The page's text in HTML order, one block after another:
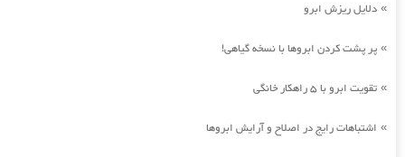
» دلایل ریزش ابرو
» پر پشت کردن ابروها با نسخه گیاهی!
» تقویت ابرو با 5 راهکار خانگی
» اشتباهات رایج در اصلاح و آرایش ابروها